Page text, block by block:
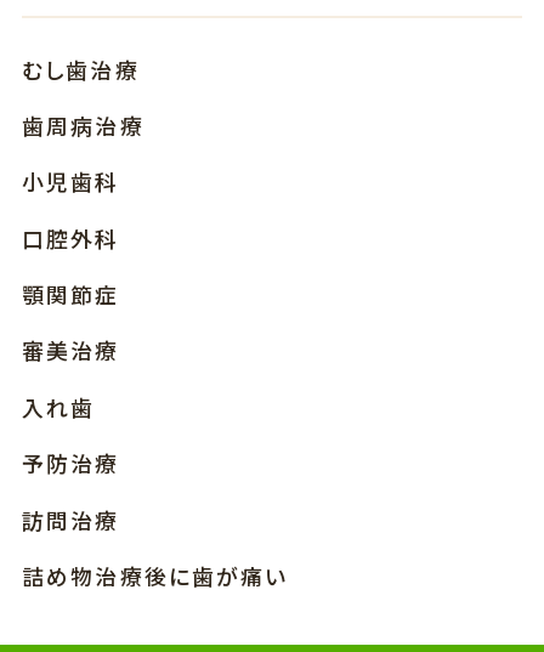
むし歯治療
歯周病治療
小児歯科
口腔外科
顎関節症
審美治療
入れ歯
予防治療
訪問治療
詰め物治療後に歯が痛い